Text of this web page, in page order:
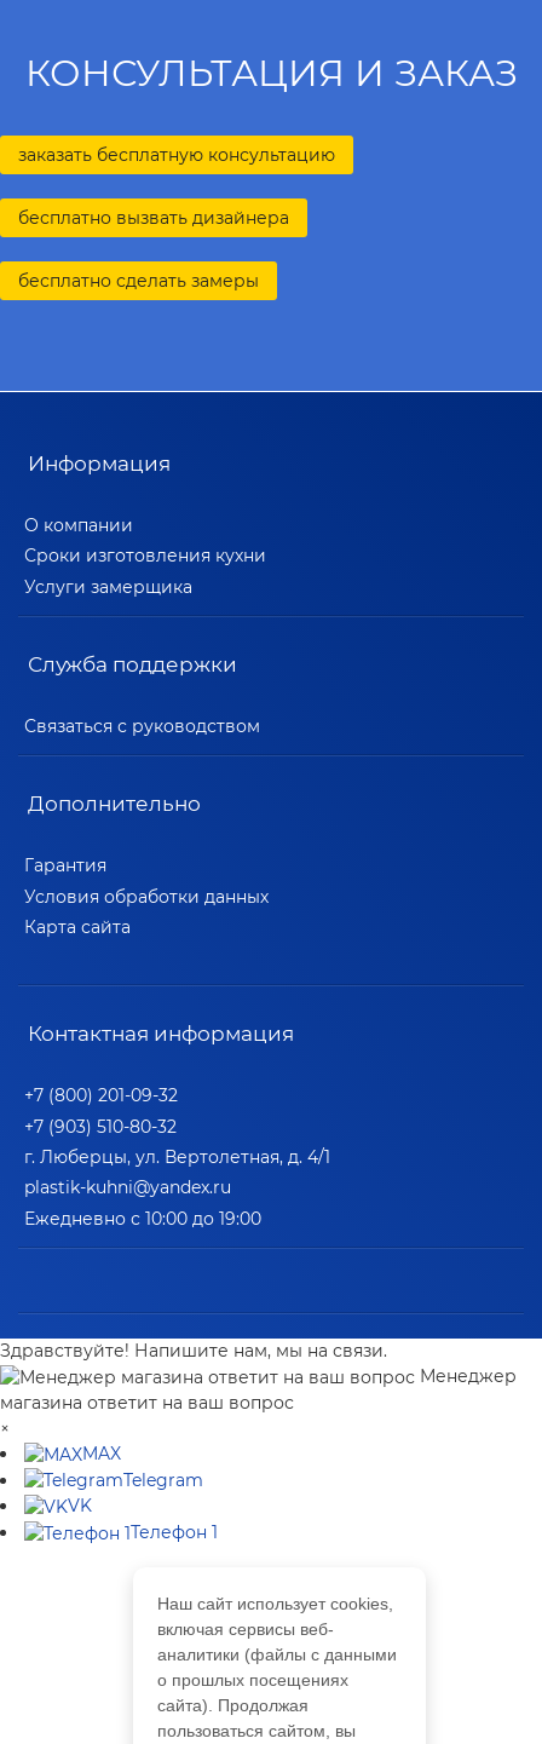
КОНСУЛЬТАЦИЯ И ЗАКАЗ
заказать бесплатную консультацию
бесплатно вызвать дизайнера
бесплатно сделать замеры
Информация
О компании
Сроки изготовления кухни
Услуги замерщика
Служба поддержки
Связаться с руководством
Дополнительно
Гарантия
Условия обработки данных
Карта сайта
Контактная информация
+7 (800) 201-09-32
+7 (903) 510-80-32
г. Люберцы, ул. Вертолетная, д. 4/1
plastik-kuhni@yandex.ru
Ежедневно с 10:00 до 19:00
Наш сайт использует cookies,
включая сервисы веб-
аналитики (файлы с данными
о прошлых посещениях
сайта). Продолжая
пользоваться сайтом, вы
Здравствуйте! Напишите нам, мы на связи.
Менеджер
магазина ответит на ваш вопрос
×
MAX
Telegram
VK
Телефон 1